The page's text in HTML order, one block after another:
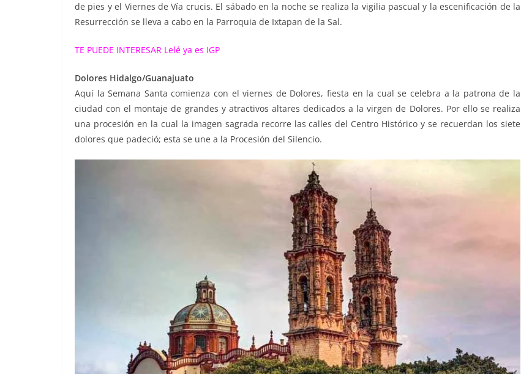
de pies y el Viernes de Vía crucis. El sábado en la noche se realiza la vigilia pascual y la escenificación de la
Resurrección se lleva a cabo en la Parroquia de Ixtapan de la Sal.
TE PUEDE INTERESAR Lelé ya es IGP
Dolores Hidalgo/Guanajuato
Aquí la Semana Santa comienza con el viernes de Dolores, fiesta en la cual se celebra a la patrona de la
ciudad con el montaje de grandes y atractivos altares dedicados a la virgen de Dolores. Por ello se realiza
una procesión en la cual la imagen sagrada recorre las calles del Centro Histórico y se recuerdan los siete
dolores que padeció; esta se une a la Procesión del Silencio.